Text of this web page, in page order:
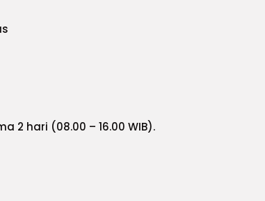
2 hari (08.00 – 16.00 WIB).